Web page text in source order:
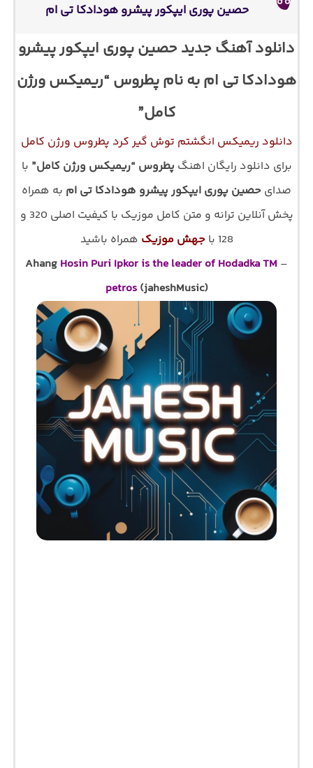
حصین پوری ایپکور پیشرو هودادکا تی ام
دانلود آهنگ جدید حصین پوری ایپکور پیشرو
هودادکا تی ام به نام پطروس “ریمیکس ورژن
کامل”
دانلود ریمیکس انگشتم توش گیر کرد پطروس ورژن کامل
برای دانلود رایگان اهنگ پطروس “ریمیکس ورژن کامل” با
صدای حصین پوری ایپکور پیشرو هودادکا تی ام به همراه
پخش آنلاین ترانه و متن کامل موزیک با کیفیت اصلی 320 و
128 با
جهش موزیک همراه باشید
Ahang Hosin Puri Ipkor is the leader of Hodadka TM –
petros(jaheshMusic)